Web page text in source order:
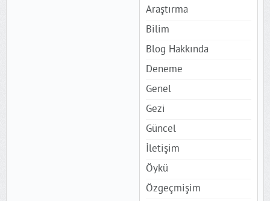
Araştırma
Bilim
Blog Hakkında
Deneme
Genel
Gezi
Güncel
İletişim
Öykü
Özgeçmişim